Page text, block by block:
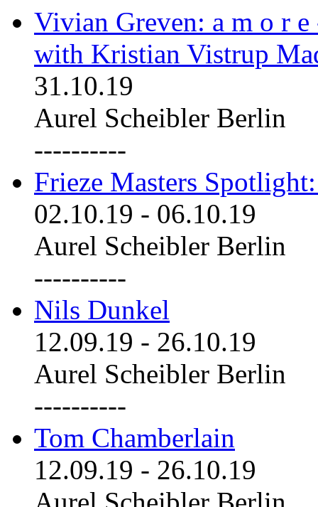
Vivian Greven: a m o r
with Kristian Vistrup
31.10.19
Aurel Scheibler Berlin
----------
Frieze Masters
02.10.19 - 06.10.19
Aurel Scheibler Berlin
----------
Nils Dunkel
12.09.19 - 26.10.19
Aurel Scheibler Berlin
----------
Tom Chamberlain
12.09.19 - 26.10.19